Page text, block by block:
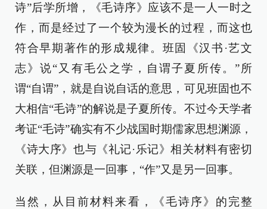
诗”后学所增，《毛诗序》应该不是一人一时之
作，而是经过了一个较为漫长的过程，而这也
符合早期著作的形成规律。班固《汉书·艺文
志》说“又有毛公之学，自谓子夏所传。”所
谓“自谓”，就是自说自话的意思，可见班固也不
大相信“毛诗”的解说是子夏所传。不过今天学者
考证“毛诗”确实有不少战国时期儒家思想渊源，
《诗大序》也与《礼记·乐记》相关材料有密切
关联，但渊源是一回事，“作”又是另一回事。
当然，从目前材料来看，《毛诗序》的完整